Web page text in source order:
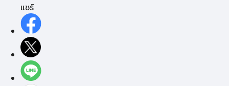
แชร์